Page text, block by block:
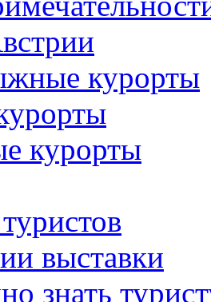
курорты
курорты
выставки
знать